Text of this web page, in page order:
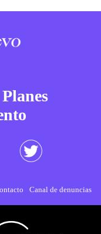
Planes
Canal de denuncias